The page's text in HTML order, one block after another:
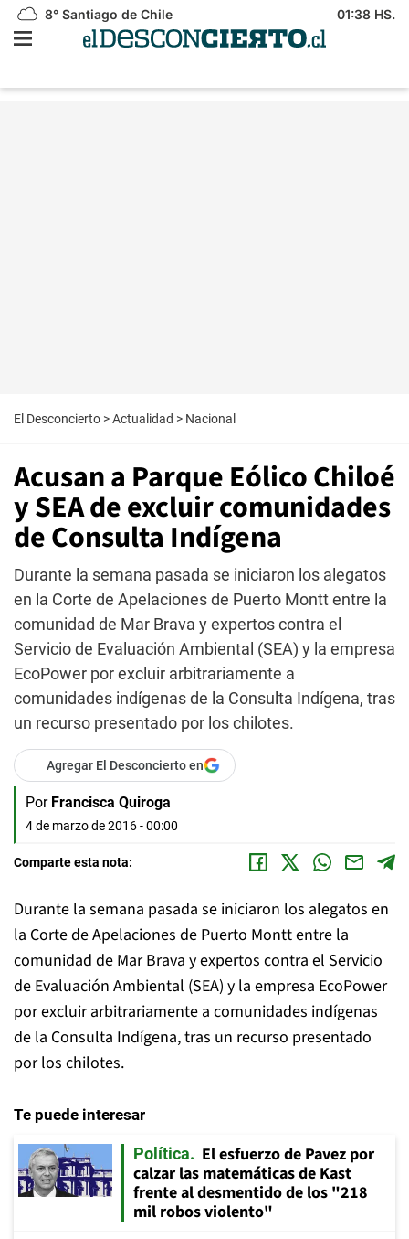
8° Santiago de Chile 01:38 HS.
El Desconcierto >Actualidad > Nacional
Acusan a Parque Eólico Chiloé
y SEA de excluir comunidades
de Consulta Indígena
Durante la semana pasada se iniciaron los alegatos
en la Corte de Apelaciones de Puerto Montt entre la
comunidad de Mar Brava y expertos contra el
Servicio de Evaluación Ambiental (SEA) y la empresa
EcoPower por excluir arbitrariamente a
comunidades indígenas de la Consulta Indígena, tras
un recurso presentado por los chilotes.
Agregar El Desconcierto en
Por Francisca Quiroga
4 de marzo de 2016 - 00:00
Comparte esta nota:
Durante la semana pasada se iniciaron los alegatos en
la Corte de Apelaciones de Puerto Montt entre la
comunidad de Mar Brava y expertos contra el Servicio
de Evaluación Ambiental (SEA) y la empresa EcoPower
por excluir arbitrariamente a comunidades indígenas
de la Consulta Indígena, tras un recurso presentado
por los chilotes.
Te puede interesar
Política
El esfuerzo de Pavez por
calzar las matemáticas de Kast
frente al desmentido de los "218
mil robos violento"